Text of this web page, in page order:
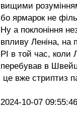
вищими
бо ярмарок не
Ну а поклоніння
впливу Леніна, на
РІ в той час, коли
перебував в
це вже стриптиз
2024-10-07 09:55:46